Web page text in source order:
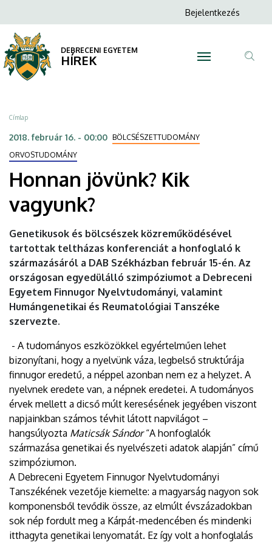
jövünk?
Kik
vagyunk?
DEBRECENI
EGYETEM
a
tartalomra
Anonim
menüje
Bejelentkezés
DEBRECENI EGYETEM
HÍREK
Morzsa
Címlap
2018. február 16. - 00:00 BÖLCSÉSZETTUDOMÁNY
ORVOSTUDOMÁNY
Honnan jövünk? Kik
vagyunk?
Genetikusok és bölcsészek közreműködésével
tartottak teltházas konferenciát a honfoglaló k
származásáról a DAB Székházban február 15-én. Az
országosan egyedülálló szimpóziumot a Debreceni
Egyetem Finnugor Nyelvtudományi, valamint
Humángenetikai és Reumatológiai Tanszéke
szervezte.
- A tudományos eszközökkel egyértelműen lehet
bizonyítani, hogy a nyelvünk váza, legbelső struktúrája
finnugor eredetű, a néppel azonban nem ez a helyzet. A
nyelvnek eredete van, a népnek eredetei. A tudományos
érvek mellett a dicső múlt keresésének jegyében viszont
napjainkban számos tévhit látott napvilágot –
hangsúlyozta Maticsák Sándor“A honfoglalók
származása genetikai és nyelvészeti adatok alapján” című
szimpóziumon.
A Debreceni Egyetem Finnugor Nyelvtudományi
Tanszékének vezetője kiemelte: a magyarság nagyon sok
komponensből tevődik össze, az elmúlt évszázadokban
sok nép fordult meg a Kárpát-medencében és mindenki
itthagyta genetikai lenyomatát. Ez így volt a honfoglalás